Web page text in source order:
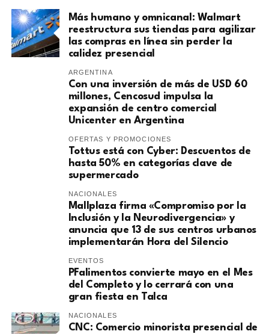
Más humano y omnicanal: Walmart
reestructura sus tiendas para agilizar
las compras en línea sin perder la
calidez presencial
ARGENTINA
Con una inversión de más de USD 60
millones, Cencosud impulsa la
expansión de centro comercial
Unicenter en Argentina
OFERTAS Y PROMOCIONES
Tottus está con Cyber: Descuentos de
hasta 50% en categorías clave de
supermercado
NACIONALES
Mallplaza firma «Compromiso por la
Inclusión y la Neurodivergencia» y
anuncia que 13 de sus centros urbanos
implementarán Hora del Silencio
EVENTOS
PFalimentos convierte mayo en el Mes
del Completo y lo cerrará con una
gran fiesta en Talca
NACIONALES
​CNC: Comercio minorista presencial de